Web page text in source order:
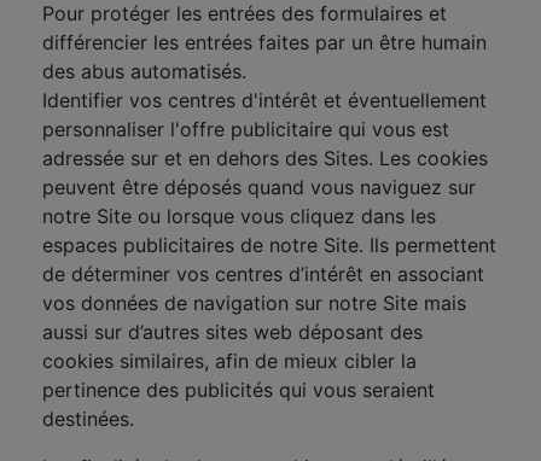
Pour protéger les entrées des formulaires et
différencier les entrées faites par un être humain
des abus automatisés.
Identifier vos centres d'intérêt et éventuellement
personnaliser l'offre publicitaire qui vous est
adressée sur et en dehors des Sites. Les cookies
peuvent être déposés quand vous naviguez sur
notre Site ou lorsque vous cliquez dans les
espaces publicitaires de notre Site. Ils permettent
de déterminer vos centres d’intérêt en associant
vos données de navigation sur notre Site mais
aussi sur d’autres sites web déposant des
cookies similaires, afin de mieux cibler la
pertinence des publicités qui vous seraient
destinées.